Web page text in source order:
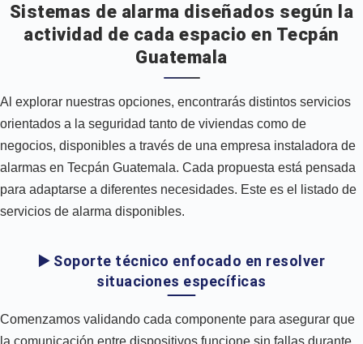
Sistemas de alarma diseñados según la
actividad de cada espacio en Tecpán
Guatemala
Al explorar nuestras opciones, encontrarás distintos servicios
orientados a la seguridad tanto de viviendas como de
negocios, disponibles a través de una empresa instaladora de
alarmas en Tecpán Guatemala. Cada propuesta está pensada
para adaptarse a diferentes necesidades. Este es el listado de
servicios de alarma disponibles.
▶️ Soporte técnico enfocado en resolver
situaciones específicas
Comenzamos validando cada componente para asegurar que
la comunicación entre dispositivos funcione sin fallas durante